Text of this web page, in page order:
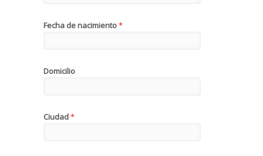
Fecha de nacimiento*
Domicilio
Ciudad*